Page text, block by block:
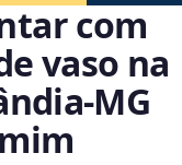
com
vaso na